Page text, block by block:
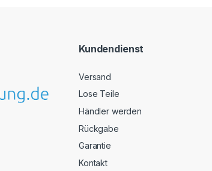
Kundendienst
Versand
Lose Teile
Händler werden
Rückgabe
Garantie
Kontakt